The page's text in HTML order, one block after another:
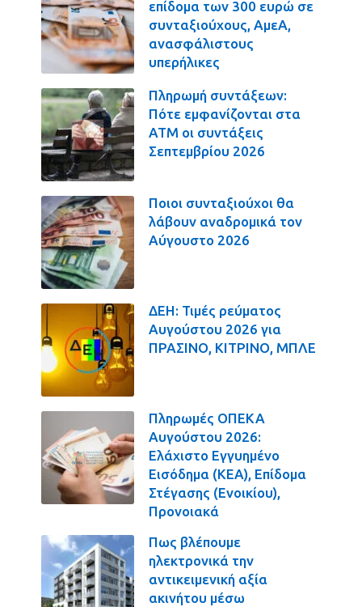
επίδομα των 300 ευρώ σε
συνταξιούχους, ΑμεΑ,
ανασφάλιστους
υπερήλικες
Πληρωμή συντάξεων:
Πότε εμφανίζονται στα
ΑΤΜ οι συντάξεις
Σεπτεμβρίου 2026
Ποιοι συνταξιούχοι θα
λάβουν αναδρομικά τον
Αύγουστο 2026
ΔΕΗ: Τιμές ρεύματος
Αυγούστου 2026 για
ΠΡΑΣΙΝΟ, ΚΙΤΡΙΝΟ, ΜΠΛΕ
Πληρωμές ΟΠΕΚΑ
Αυγούστου 2026:
Ελάχιστο Εγγυημένο
Εισόδημα (ΚΕΑ), Επίδομα
Στέγασης (Ενοικίου),
Προνοιακά
Πως βλέπουμε
ηλεκτρονικά την
αντικειμενική αξία
ακινήτου μέσω